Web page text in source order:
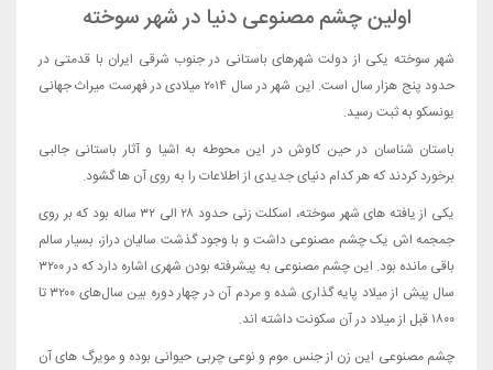
اولین چشم مصنوعی دنیا در شهر سوخته
شهر سوخته یکی از دولت شهرهای باستانی در جنوب شرقی ایران با قدمتی در
حدود پنج هزار سال است. این شهر در سال ۲۰۱۴ میلادی در فهرست میراث جهانی
یونسکو به ثبت رسید.
باستان شناسان در حین کاوش در این محوطه به اشیا و آثار باستانی جالبی
برخورد کردند که هر کدام دنیای جدیدی از اطلاعات را به روی آن ها گشود.
یکی از یافته های شهر سوخته، اسکلت زنی حدود ۲۸ الی ۳۲ ساله بود که بر روی
جمجمه اش یک چشم مصنوعی داشت و با وجود گذشت سالیان دراز، بسیار سالم
باقی مانده بود. این چشم مصنوعی به پیشرفته بودن شهری اشاره دارد که در ۳۲۰۰
سال پیش از میلاد پایه گذاری شده و مردم آن در چهار دوره بین سال‌های ۳۲۰۰ تا
۱۸۰۰ قبل از میلاد در آن سکونت داشته اند.
چشم مصنوعی این زن از جنس موم و نوعی چربی حیوانی بوده و مویرگ های آن